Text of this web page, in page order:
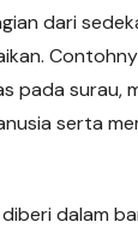
dari
pada surau,
serta
dalam